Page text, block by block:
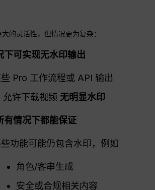
的灵活性，但情况更为复杂：
下可实现无水印输出
Pro 工作流程或 API 输出
许下载视频 无明显水印
有情况下都能保证
功能可能仍包含水印，例如
角色/客串生成
安全或合规相关内容